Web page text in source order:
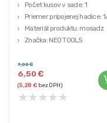
Počet kusov v sade: 1
Priemer pripojenej hadice:
Materiál produktu: mosadz
Značka: NEO TOOLS
6,50€
7,00€
(5,28€ bez DPH)
★★★★★